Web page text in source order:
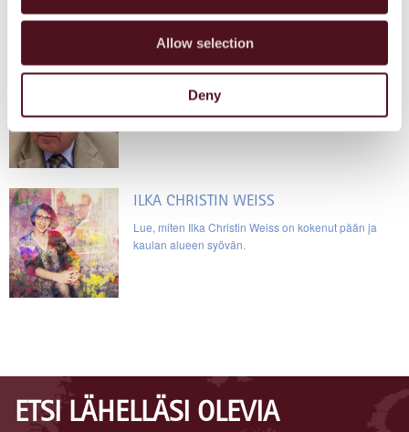
Allow selection
Deny
UMBERTO TASSINI
Lue, miten Umberto Tassini on kokenut pään ja
kaulan alueen syövän.
ILKA CHRISTIN WEISS
Lue, miten Ilka Christin Weiss on kokenut pään ja
kaulan alueen syövän.
ETSI LÄHELLÄSI OLEVIA